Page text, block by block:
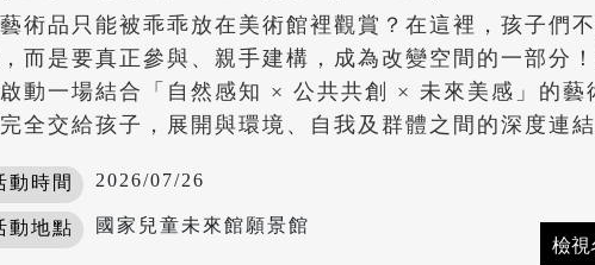
術品只能被乖乖放在美術館裡觀賞？在這裡，孩子們
而是要真正參與、親手建構，成為改變空間的一部分
動一場結合「自然感知 × 公共共創 × 未來美感」的藝
全交給孩子，展開與環境、自我及群體之間的深度連結
動時間 2026/07/26
動地點 國家兒童未來館願景館